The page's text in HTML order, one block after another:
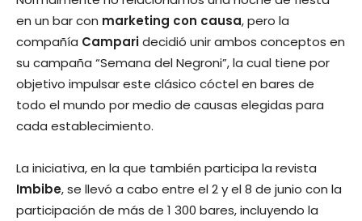
en un bar con marketing con causa, pero la
compañía Camparidecidió unir ambos conceptos en
su campaña “Semana del Negroni”, la cual tiene por
objetivo impulsar este clásico cóctel en bares de
todo el mundo por medio de causas elegidas para
cada establecimiento.
La iniciativa, en la que también participa la revista
Imbibe, se llevó a cabo entre el 2 y el 8 de junio con la
participación de más de 1 300 bares, incluyendo la